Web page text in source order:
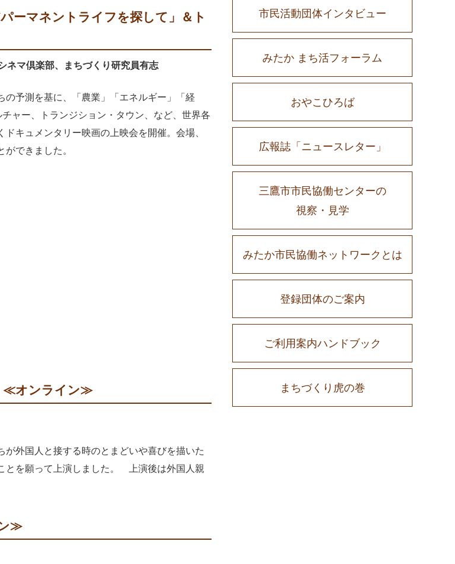
ーマネントライフを探して」＆ト
マ倶楽部、まちづくり研究員有志
予測を基に、「農業」「エネルギー」「経
ャー、トランジション・タウン、など、世界各
キュメンタリー映画の上映会を開催。会場、
できました。
≪オンライン≫
外国人と接する時のとまどいや喜びを描いた
とを願って上演しました。 上演後は外国人親
≫
市民活動団体インタビュー
みたか まち活フォーラム
おやこひろば
広報誌「ニュースレター」
三鷹市市民協働センターの
視察・見学
みたか市民協働ネットワークとは
登録団体のご案内
ご利用案内ハンドブック
まちづくり虎の巻